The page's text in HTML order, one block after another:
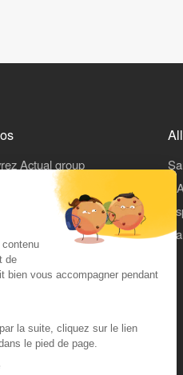
de
bien vous accompagner pendant
la suite, cliquez sur le lien
le pied de page.
Actual group
de nous
personnelles